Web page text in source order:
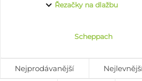
Řezačky na dlažbu
Scheppach
Nejprodávanější